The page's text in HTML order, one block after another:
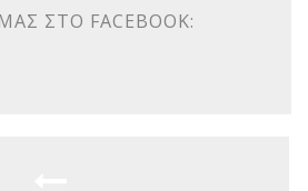
ΣΤΟ FACEBOOK: